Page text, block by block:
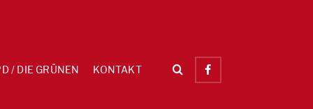
/ DIE GRÜNEN KONTAKT